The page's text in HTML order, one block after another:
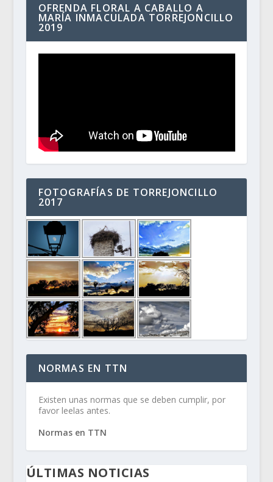
OFRENDA FLORAL A CABALLO A
MARÍA INMACULADA TORREJONCILLO
2019
FOTOGRAFÍAS DE TORREJONCILLO
2017
NORMAS EN TTN
Existen unas normas que se deben cumplir, por
favor leelas antes.
Normas en TTN
ÚLTIMAS NOTICIAS